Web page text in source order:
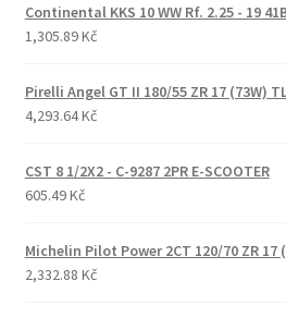
Continental KKS 10 WW Rf. 2.25 - 19
1,305.89 Kč
Pirelli Angel GT II 180/55 ZR 17 (73W)
4,293.64 Kč
CST 8 1/2X2 - C-9287 2PR E-SCOOTER
605.49 Kč
Michelin Pilot Power 2CT 120/70 ZR 17
2,332.88 Kč